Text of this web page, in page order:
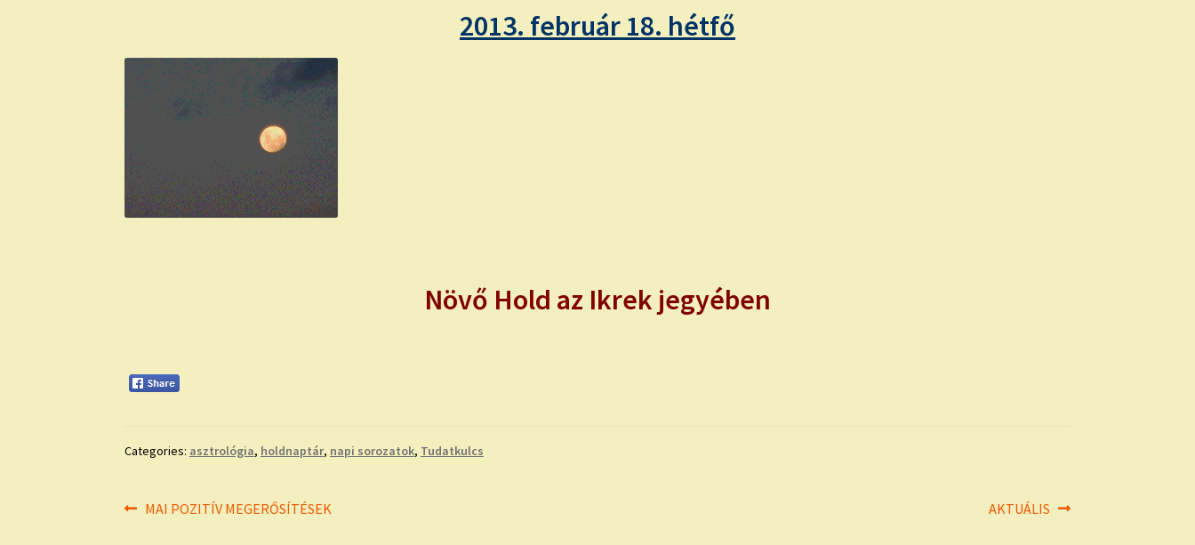
2013. február 18. hétfő
Növő Hold az Ikrek jegyében
Categories: asztrológia, holdnaptár, napi sorozatok, Tudatkulcs
Bejegyzés
Previous
MAI POZITÍV MEGERŐSÍTÉSEK
Next
AKTUÁLIS